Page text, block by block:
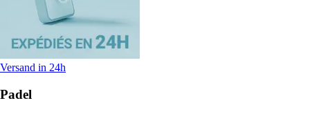
Versand in 24h
Padel